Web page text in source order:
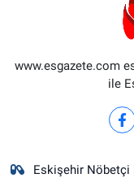
www.esgazete.com
ile
Eskişehir Nöbetçi